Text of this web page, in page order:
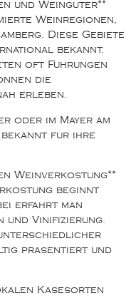
und Weinguter**
Weinregionen,
Diese Gebiete
bekannt.
oft Fuhrungen
die
erleben.
oder im Mayer am
fur ihre
Weinverkostung**
beginnt
erfahrt man
und Vinifizierung.
prasentiert und
Kasesorten